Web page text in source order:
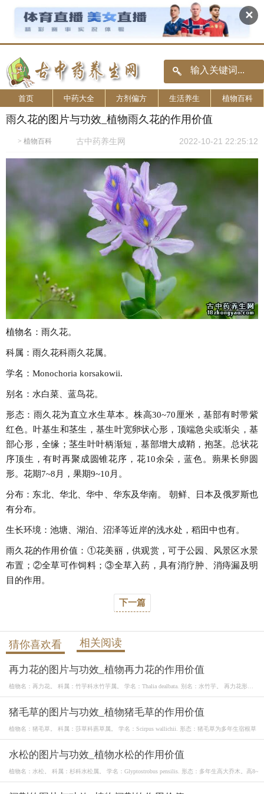
✕
首页 中药大全 方剂偏方 生活养生 植物百科
雨久花的图片与功效_植物雨久花的作用价值
> 植物百科 古中药养生网 2022-10-21 22:25:12
植物名：雨久花。
科属：雨久花科雨久花属。
学名：Monochoria korsakowii.
别名：水白菜、蓝鸟花。
形态：雨久花为直立水生草本。株高30~70厘米，基部有时带紫
红色。叶基生和茎生，基生叶宽卵状心形，顶端急尖或渐尖，基
部心形，全缘；茎生叶叶柄渐短，基部增大成鞘，抱茎。总状花
序顶生，有时再聚成圆锥花序，花10余朵，蓝色。蒴果长卵圆
形。花期7~8月，果期9~10月。
分布：东北、华北、华中、华东及华南。 朝鲜、日本及俄罗斯也
有分布。
生长环境：池塘、湖泊、沼泽等近岸的浅水处，稻田中也有。
雨久花的作用价值：①花美丽，供观赏，可于公园、风景区水景
布置；②全草可作饲料；③全草入药，具有消疗肿、消痔漏及明
目的作用。
下一篇
猜你喜欢看 相关阅读
再力花的图片与功效_植物再力花的作用价值
植物名：再力花。 科属：竹芋科水竹芋属。 学名：Thalia dealbata. 别名：水竹芋。 再力花形
猪毛草的图片与功效_植物猪毛草的作用价值
植物名：猪毛草。 科属：莎草科藨草属。 学名：Scirpus wallichii. 形态：猪毛草为多年生宿根草
水松的图片与功效_植物水松的作用价值
植物名：水松。 科属：杉科水松属。 学名：Glyptostrobus pensilis. 形态：多年生高大乔木。高8~